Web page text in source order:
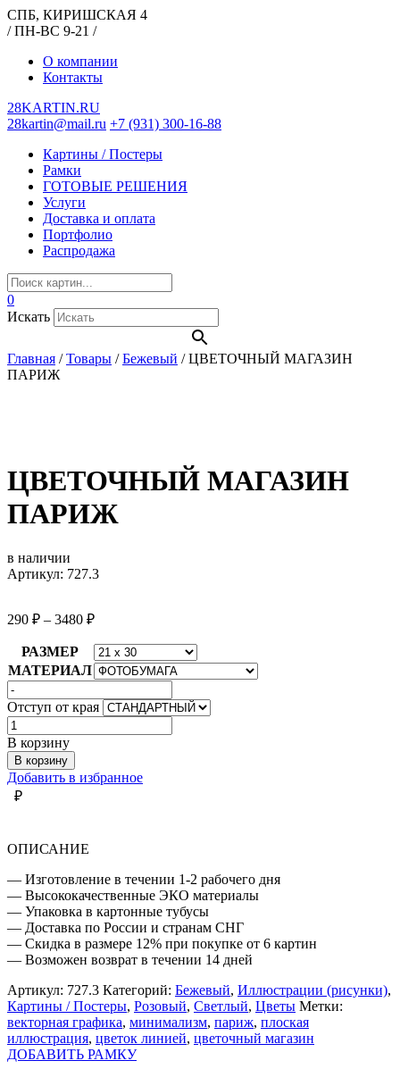
СПБ, КИРИШСКАЯ 4
/ ПН-ВС 9-21 /
О компании
Контакты
28KARTIN.RU
28kartin@mail.ru +7 (931) 300-16-88
Картины / Постеры
Рамки
ГОТОВЫЕ РЕШЕНИЯ
Услуги
Доставка и оплата
Портфолио
Распродажа
0
Искать
Главная /Товары /Бежевый /ЦВЕТОЧНЫЙ МАГАЗИН
ПАРИЖ
ЦВЕТОЧНЫЙ МАГАЗИН
ПАРИЖ
в наличии
Артикул: 727.3
290 ₽ – 3480 ₽
РАЗМЕР
МАТЕРИАЛ
Отступ от края
Количество
товара
ЦВЕТОЧНЫЙ
МАГАЗИН
ПАРИЖ
В корзину
В корзину
Добавить в избранное
₽
ОПИСАНИЕ
— Изготовление в течении 1-2 рабочего дня
— Высококачественные ЭКО материалы
— Упаковка в картонные тубусы
— Доставка по России и странам СНГ
— Скидка в размере 12% при покупке от 6 картин
— Возможен возврат в течении 14 дней
Артикул: 727.3 Категорий: Бежевый, Иллюстрации (рисунки),
Картины / Постеры, Розовый, Светлый, Цветы Метки:
векторная графика, минимализм, париж, плоская
иллюстрация, цветок линией, цветочный магазин
ДОБАВИТЬ РАМКУ